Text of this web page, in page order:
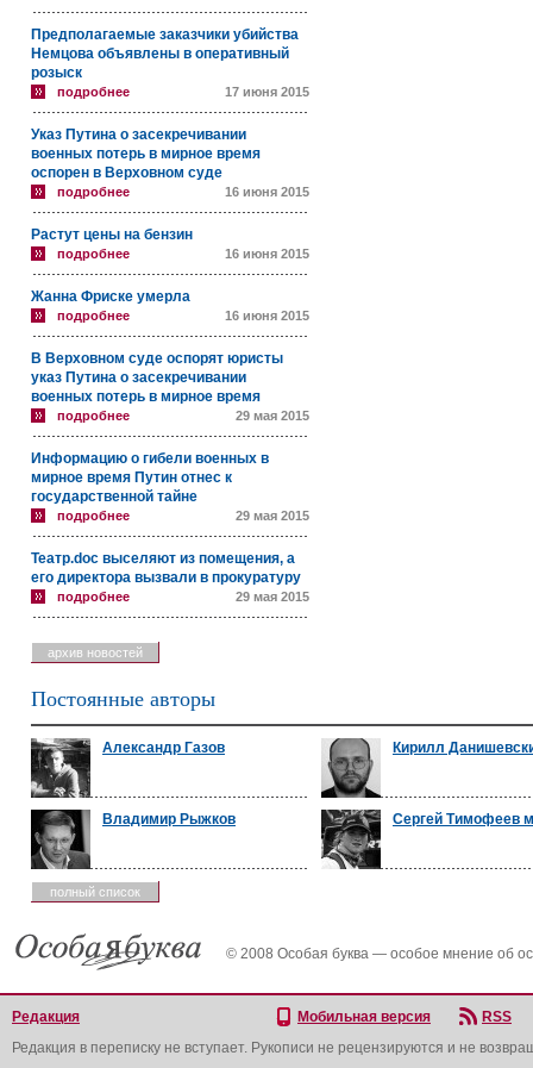
Предполагаемые заказчики убийства
Немцова объявлены в оперативный
розыск
подробнее 17 июня 2015
Указ Путина о засекречивании
военных потерь в мирное время
оспорен в Верховном суде
подробнее 16 июня 2015
Растут цены на бензин
подробнее 16 июня 2015
Жанна Фриске умерла
подробнее 16 июня 2015
В Верховном суде оспорят юристы
указ Путина о засекречивании
военных потерь в мирное время
подробнее 29 мая 2015
Информацию о гибели военных в
мирное время Путин отнес к
государственной тайне
подробнее 29 мая 2015
Театр.doc выселяют из помещения, а
его директора вызвали в прокуратуру
подробнее 29 мая 2015
архив новостей
Постоянные авторы
Александр Газов Кирилл
Владимир Рыжков Сергей Тимофеев
полный список
© 2008 Особая буква — особое мнение об
Редакция Мобильная версия
RSS
Редакция в переписку не вступает. Рукописи не рецензируются и не